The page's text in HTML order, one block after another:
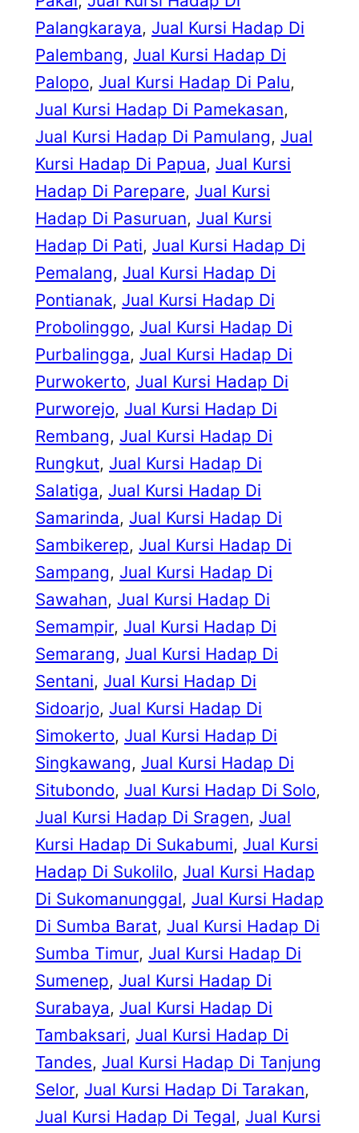
Palangkaraya, Jual Kursi Hadap Di
Palembang, Jual Kursi Hadap Di
Palopo, Jual Kursi Hadap Di Palu
Jual Kursi Hadap Di Pamekasan
Jual Kursi Hadap Di Pamulang, Jual
Kursi Hadap Di Papua, Jual Kursi
Hadap Di Parepare, Jual Kursi
Hadap Di Pasuruan, Jual Kursi
Hadap Di Pati, Jual Kursi Hadap Di
Pemalang, Jual Kursi Hadap Di
Pontianak, Jual Kursi Hadap Di
Probolinggo, Jual Kursi Hadap Di
Purbalingga, Jual Kursi Hadap Di
Purwokerto, Jual Kursi Hadap Di
Purworejo, Jual Kursi Hadap Di
Rembang, Jual Kursi Hadap Di
Rungkut, Jual Kursi Hadap Di
Salatiga, Jual Kursi Hadap Di
Samarinda, Jual Kursi Hadap Di
Sambikerep, Jual Kursi Hadap Di
Sampang, Jual Kursi Hadap Di
Sawahan, Jual Kursi Hadap Di
Semampir, Jual Kursi Hadap Di
Semarang, Jual Kursi Hadap Di
Sentani, Jual Kursi Hadap Di
Sidoarjo, Jual Kursi Hadap Di
Simokerto, Jual Kursi Hadap Di
Singkawang, Jual Kursi Hadap Di
Situbondo, Jual Kursi Hadap Di Solo
Jual Kursi Hadap Di Sragen, Jual
Kursi Hadap Di Sukabumi, Jual Kursi
Hadap Di Sukolilo, Jual Kursi Hadap
Di Sukomanunggal, Jual Kursi Hadap
Di Sumba Barat, Jual Kursi Hadap Di
Sumba Timur, Jual Kursi Hadap Di
Sumenep, Jual Kursi Hadap Di
Surabaya, Jual Kursi Hadap Di
Tambaksari, Jual Kursi Hadap Di
Tandes, Jual Kursi Hadap Di Tanjung
Selor, Jual Kursi Hadap Di Tarakan
Jual Kursi Hadap Di Tegal, Jual Kursi